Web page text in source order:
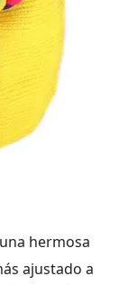
hermosa
ajustado a